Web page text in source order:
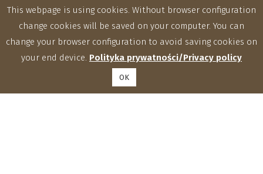
This webpage is using cookies. Without browser configuration
change cookies will be saved on your computer. You can
change your browser configuration to avoid saving cookies on
your end device. Polityka prywatności/Privacy policy
OK